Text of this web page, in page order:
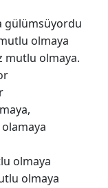
gülümsüyordu
olmaya
mutlu olmaya.
olmaya
olmaya